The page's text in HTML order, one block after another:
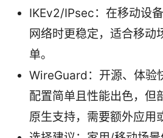
IKEv2/IPsec：在移动设
网络时更稳定，适合移动
单。
WireGuard：开源、体验
配置简单且性能出色，但
原生支持，需要额外应用